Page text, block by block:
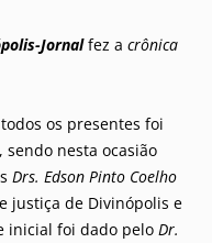
Jornalfez a crônica
os presentes foi
, sendo nesta ocasião
Drs. Edson Pinto Coelho
justiça de Divinópolis e
inicial foi dado pelo Dr.